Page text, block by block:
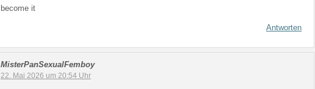
become it
Antworten
MisterPanSexualFemboy
22. Mai 2026 um 20:54 Uhr